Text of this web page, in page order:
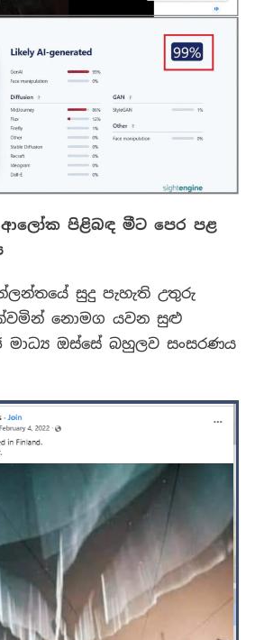
ආලෝක පිළිබඳ මීට පෙර පළ
සුදු පැහැති උතුරු
නොමග යවන සුළු
මාධ්‍ය ඔස්සේ බහුලව සංසරණය